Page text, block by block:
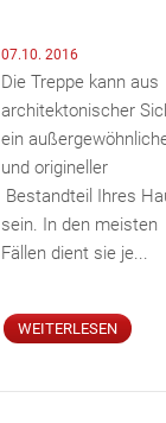
07.10. 2016
Die Treppe kann aus
architektonischer
ein
und origineller
Bestandteil Ihres
sein. In den meisten
Fällen dient sie je...
WEITERLESEN